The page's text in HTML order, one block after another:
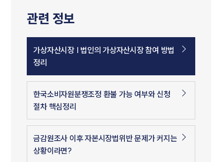
관련 정보
가상자산시장 | 법인의 가상자산시장 참여 방법
정리
한국소비자원분쟁조정 환불 가능 여부와 신청
절차 핵심정리
금감원조사 이후 자본시장법위반 문제가 커지는
상황이라면?